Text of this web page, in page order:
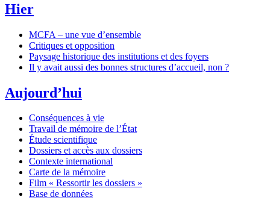
Hier
MCFA – une vue d’ensemble
Critiques et opposition
Paysage historique des institutions et des foyers
Il y avait aussi des bonnes structures d’accueil, non ?
Aujourd’hui
Conséquences à vie
Travail de mémoire de l’État
Étude scientifique
Dossiers et accès aux dossiers
Contexte international
Carte de la mémoire
Film « Ressortir les dossiers »
Base de données